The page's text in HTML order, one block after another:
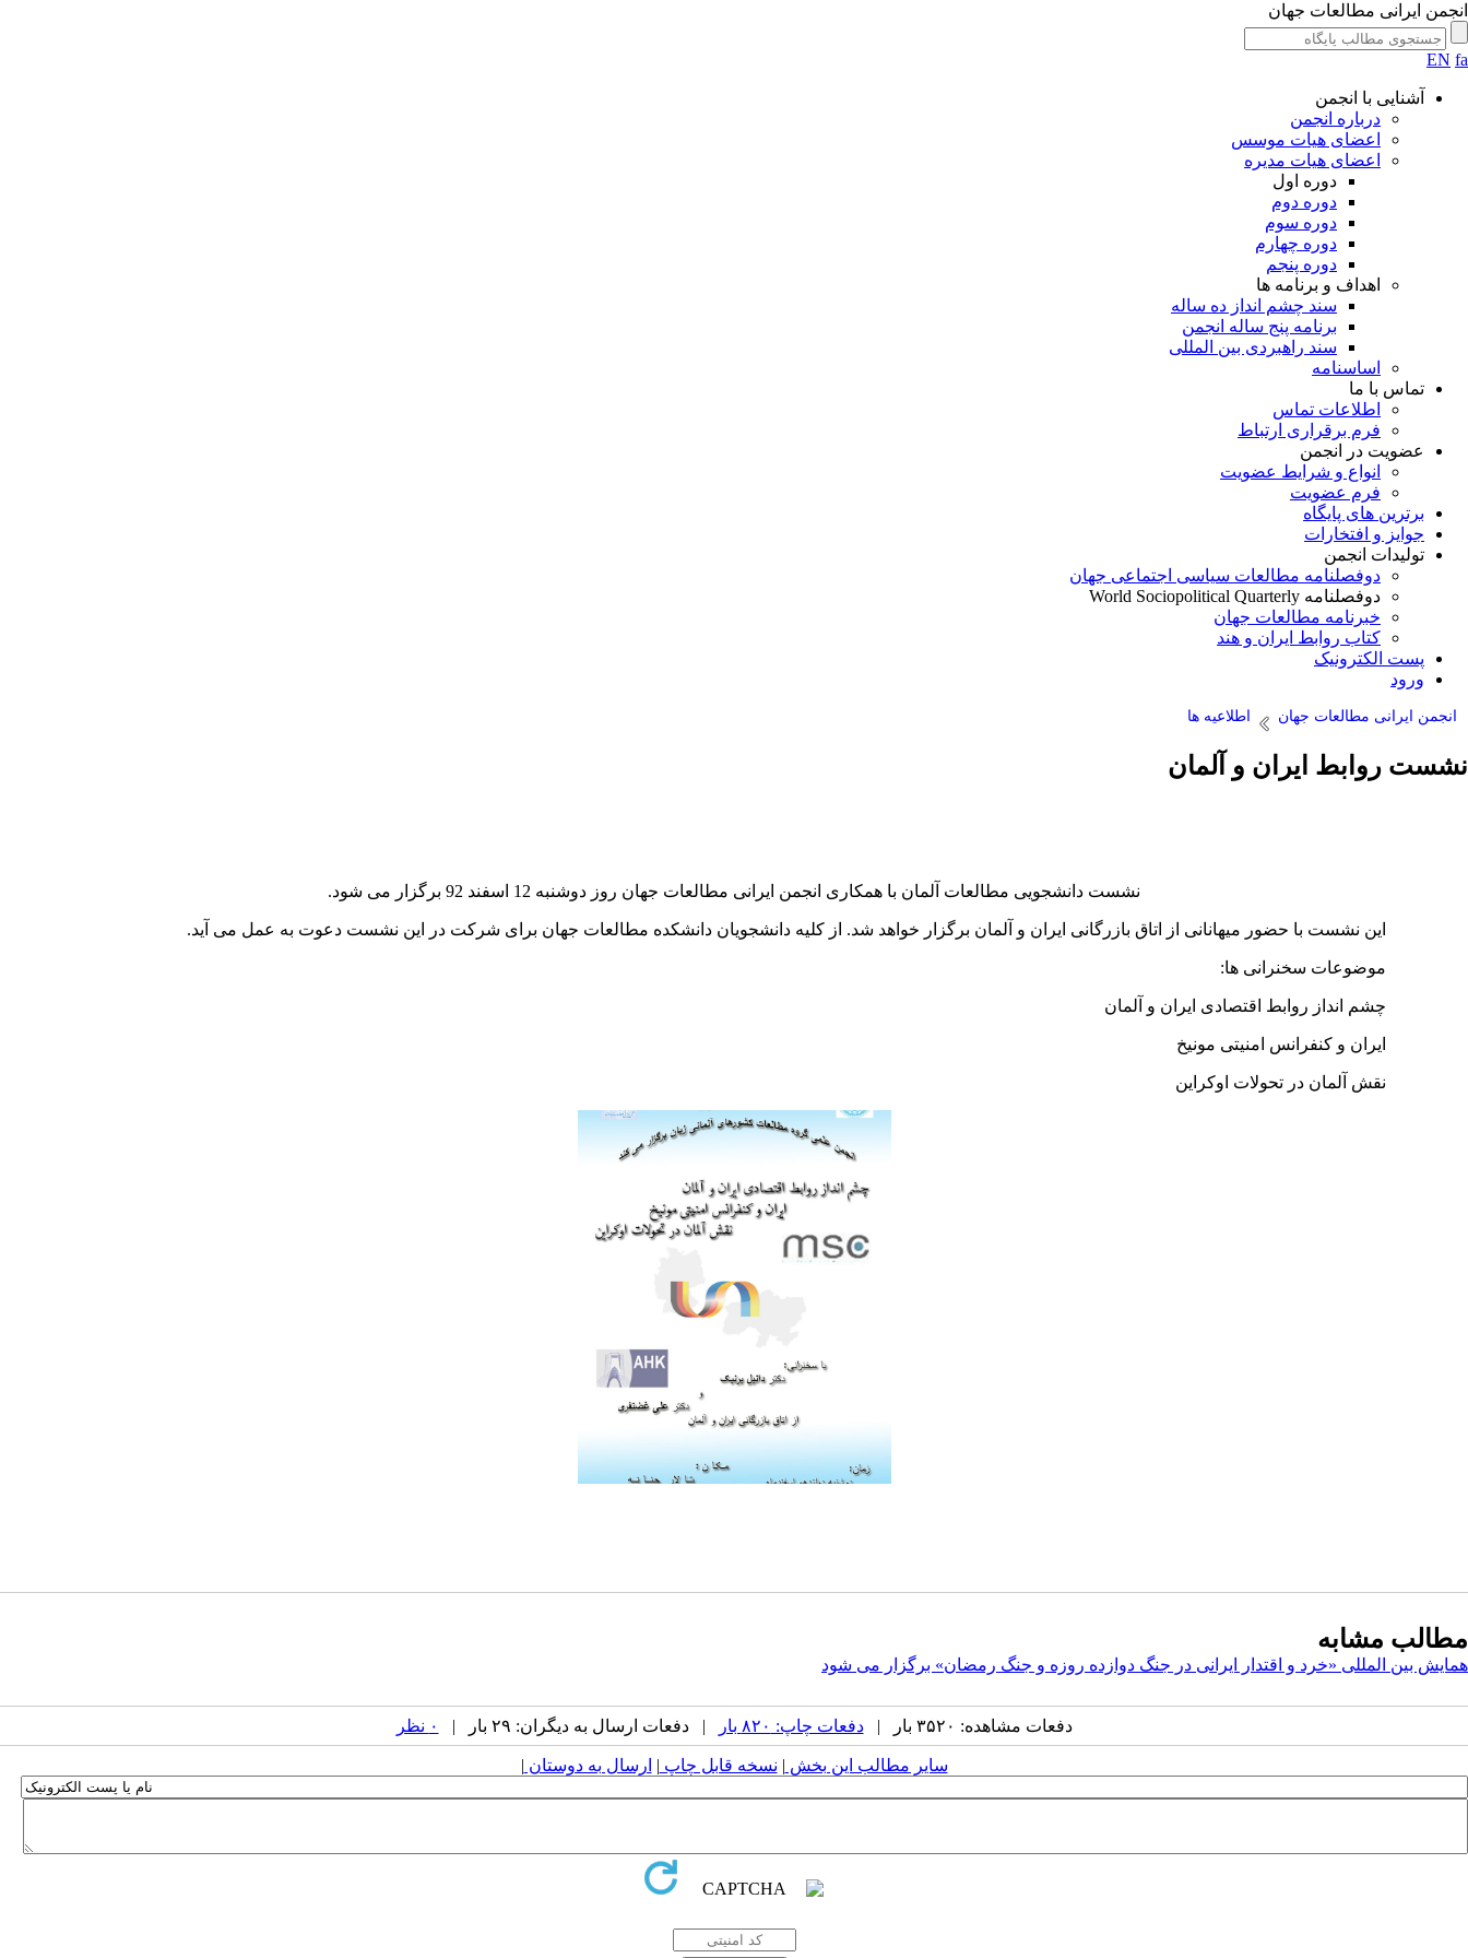
انجمن ایرانی مطالعات جهان
EN fa
آشنایی با انجمن
درباره انجمن
اعضای هیات موسس
اعضای هیات مدیره
دوره اول
دوره دوم
دوره سوم
دوره چهارم
دوره پنجم
اهداف و برنامه ها
سند چشم انداز ده ساله
برنامه پنج ساله انجمن
سند راهبردی بین المللی
اساسنامه
تماس با ما
اطلاعات تماس
فرم برقراری ارتباط
عضویت در انجمن
انواع و شرایط عضویت
فرم عضویت
برترین های پایگاه
جوایز و افتخارات
تولیدات انجمن
دوفصلنامه مطالعات سیاسی اجتماعی جهان
دوفصلنامه World Sociopolitical Quarterly
خبرنامه مطالعات جهان
کتاب روابط ایران و هند
پست الکترونیک
ورود
انجمن ایرانی مطالعات جهان اطلاعیه ها
نشست روابط ایران و آلمان
نشست دانشجویی مطالعات آلمان با همکاری انجمن ایرانی مطالعات جهان روز دوشنبه 12 اسفند 92 برگزار می شود.
این نشست با حضور میهانانی از اتاق بازرگانی ایران و آلمان برگزار خواهد شد. از کلیه دانشجویان دانشکده مطالعات جهان برای شرکت در این نشست دعوت به عمل می آید.
موضوعات سخنرانی ها:
چشم انداز روابط اقتصادی ایران و آلمان
ایران و کنفرانس امنیتی مونیخ
نقش آلمان در تحولات اوکراین
مطالب مشابه
همایش بین المللی «خرد و اقتدار ایرانی در جنگ دوازده روزه و جنگ رمضان» برگزار می شود
دفعات مشاهده: ۳۵۲۰ بار | دفعات چاپ: ۸۲۰ بار | دفعات ارسال به دیگران: ۲۹ بار | ۰ نظر
سایر مطالب این بخش | نسخه قابل چاپ | ارسال به دوستان |